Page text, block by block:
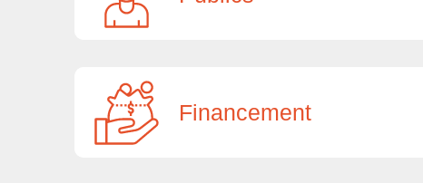
Financement